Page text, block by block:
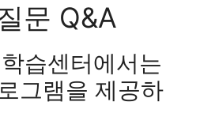
문 Q&A
습센터에서는
그램을 제공하